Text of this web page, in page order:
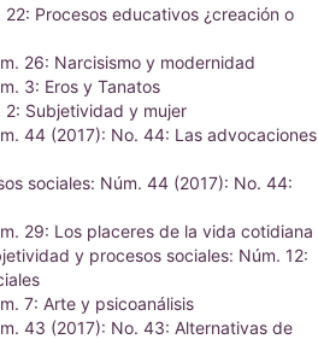
Procesos educativos ¿creación o
26: Narcisismo y modernidad
3: Eros y Tanatos
2: Subjetividad y mujer
44 (2017): No. 44: Las advocaciones
sociales: Núm. 44 (2017): No. 44:
29: Los placeres de la vida cotidiana
y procesos sociales: Núm. 12:
7: Arte y psicoanálisis
43 (2017): No. 43: Alternativas de